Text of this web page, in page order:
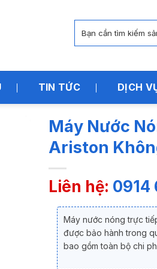
kiếm:
TIN TỨC DỊCH
Máy Nước
Ariston
Liên hệ: 0914
Máy nước nóng trực
được bảo hành trong
bao gồm toàn bộ chi